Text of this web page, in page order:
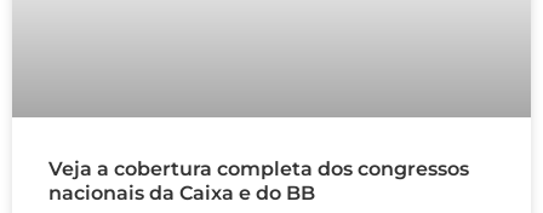
Veja a cobertura completa dos congressos
nacionais da Caixa e do BB